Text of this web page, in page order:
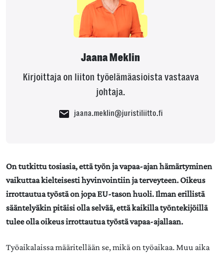
Jaana Meklin
Kirjoittaja on liiton työelämäasioista vastaava
johtaja.
jaana.meklin@juristiliitto.fi
On tutkittu tosiasia, että työn ja vapaa-ajan hämärtyminen
vaikuttaa kielteisesti hyvinvointiin ja terveyteen. Oikeus
irrottautua työstä on jopa EU-tason huoli. Ilman erillistä
sääntelyäkin pitäisi olla selvää, että kaikilla työntekijöillä
tulee olla oikeus irrottautua työstä vapaa-ajallaan.
Työaikalaissa määritellään se, mikä on työaikaa. Muu aika